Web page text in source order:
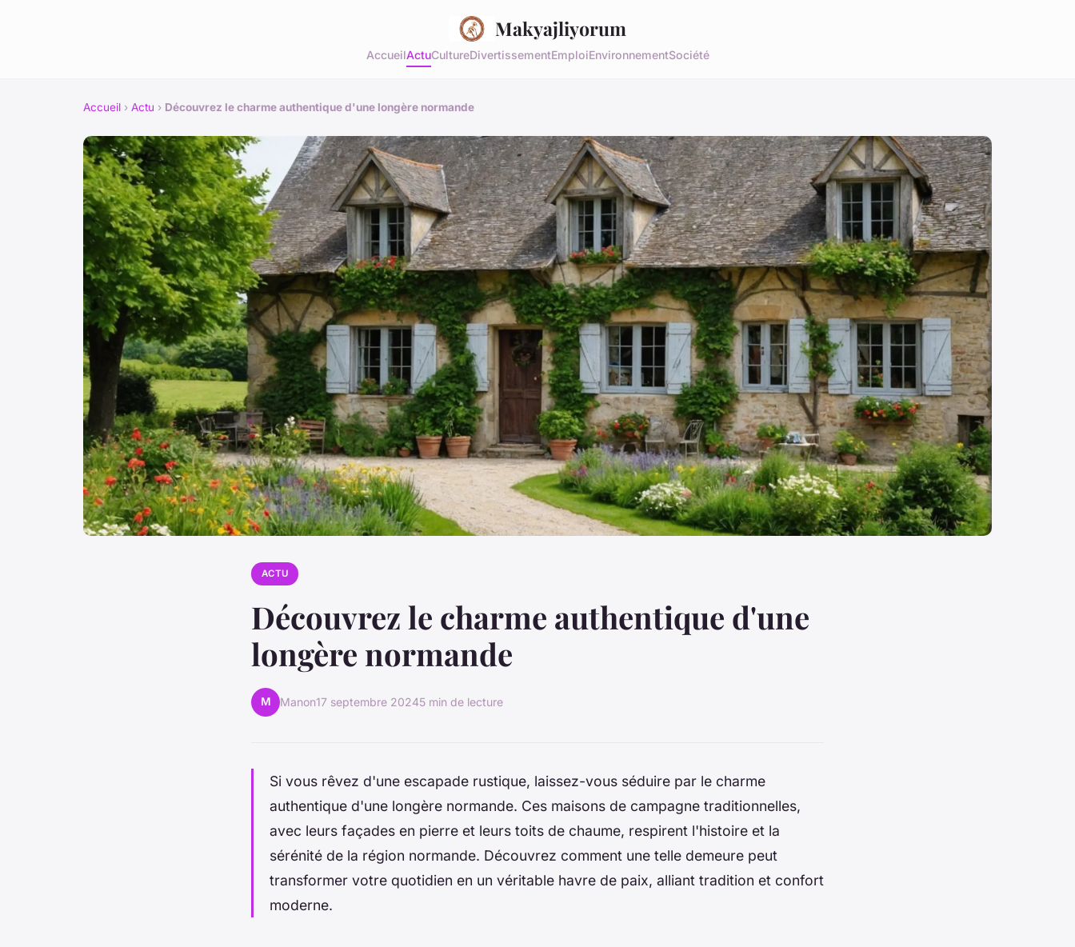
Makyajliyorum
AccueilActuCultureDivertissementEmploiEnvironnementSociété
Accueil › Actu › Découvrez le charme authentique d'une longère normande
ACTU
Découvrez le charme authentique d'une
longère normande
M Manon17 septembre 20245 min de lecture
Si vous rêvez d'une escapade rustique, laissez-vous séduire par le charme
authentique d'une longère normande. Ces maisons de campagne traditionnelles,
avec leurs façades en pierre et leurs toits de chaume, respirent l'histoire et la
sérénité de la région normande. Découvrez comment une telle demeure peut
transformer votre quotidien en un véritable havre de paix, alliant tradition et confort
moderne.